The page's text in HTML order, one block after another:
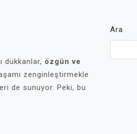
dükkanlar, özgün ve
zenginleştirmekle
de sunuyor. Peki, bu
Ara